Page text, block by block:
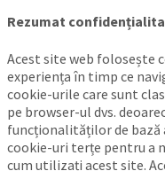
Rezumat
Acest site web folosește
experiența în timp ce
cookie-urile care sunt
pe browser-ul dvs.
funcționalităților de bază
cookie-uri terțe pentru a
cum utilizați acest site.